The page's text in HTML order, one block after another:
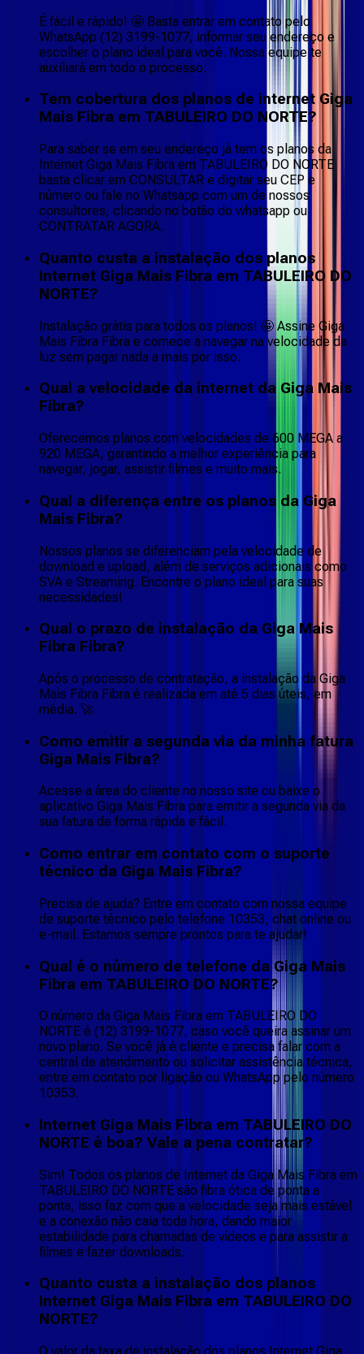
É fácil e rápido! 🤩 Basta entrar em contato pelo
WhatsApp (12) 3199-1077, informar seu endereço e
escolher o plano ideal para você. Nossa equipe te
auxiliará em todo o processo.
Tem cobertura dos planos de internet Giga
Mais Fibra em TABULEIRO DO NORTE?
Para saber se em seu endereço já tem os planos da
Internet Giga Mais Fibra em TABULEIRO DO NORTE
basta clicar em CONSULTAR e digitar seu CEP e
número ou fale no Whatsapp com um de nossos
consultores, clicando no botão do whatsapp ou
CONTRATAR AGORA.
Quanto custa a instalação dos planos
Internet Giga Mais Fibra em TABULEIRO DO
NORTE?
Instalação grátis para todos os planos! 🤩 Assine Giga
Mais Fibra Fibra e comece a navegar na velocidade da
luz sem pagar nada a mais por isso.
Qual a velocidade da internet da Giga Mais
Fibra?
Oferecemos planos com velocidades de 600 MEGA a
920 MEGA, garantindo a melhor experiência para
navegar, jogar, assistir filmes e muito mais.
Qual a diferença entre os planos da Giga
Mais Fibra?
Nossos planos se diferenciam pela velocidade de
download e upload, além de serviços adicionais como
SVA e Streaming. Encontre o plano ideal para suas
necessidades!
Qual o prazo de instalação da Giga Mais
Fibra Fibra?
Após o processo de contratação, a instalação da Giga
Mais Fibra Fibra é realizada em até 5 dias úteis, em
média. 🚀
Como emitir a segunda via da minha fatura
Giga Mais Fibra?
Acesse a área do cliente no nosso site ou baixe o
aplicativo Giga Mais Fibra para emitir a segunda via da
sua fatura de forma rápida e fácil.
Como entrar em contato com o suporte
técnico da Giga Mais Fibra?
Precisa de ajuda? Entre em contato com nossa equipe
de suporte técnico pelo telefone 10353, chat online ou
e-mail. Estamos sempre prontos para te ajudar!
Qual é o número de telefone da Giga Mais
Fibra em TABULEIRO DO NORTE?
O número da Giga Mais Fibra em TABULEIRO DO
NORTE é (12) 3199-1077, caso você queira assinar um
novo plano. Se você já é cliente e precisa falar com a
central de atendimento ou solicitar assistência técnica,
entre em contato por ligação ou WhatsApp pelo número
10353.
Internet Giga Mais Fibra em TABULEIRO DO
NORTE é boa? Vale a pena contratar?
Sim! Todos os planos de Internet da Giga Mais Fibra em
TABULEIRO DO NORTE são fibra ótica de ponta a
ponta, isso faz com que a velocidade seja mais estável
e a conexão não caia toda hora, dando maior
estabilidade para chamadas de vídeos e para assistir a
filmes e fazer downloads.
Quanto custa a instalação dos planos
Internet Giga Mais Fibra em TABULEIRO DO
NORTE?